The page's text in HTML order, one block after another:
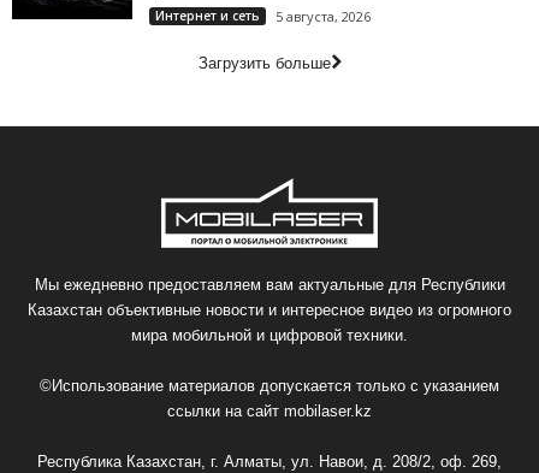
Интернет и сеть 5 августа, 2026
Загрузить больше
Мы ежедневно предоставляем вам актуальные для Республики
Казахстан объективные новости и интересное видео из огромного
мира мобильной и цифровой техники.
©Использование материалов допускается только с указанием
ссылки на сайт mobilaser.kz
Республика Казахстан, г. Алматы, ул. Навои, д. 208/2, оф. 269,